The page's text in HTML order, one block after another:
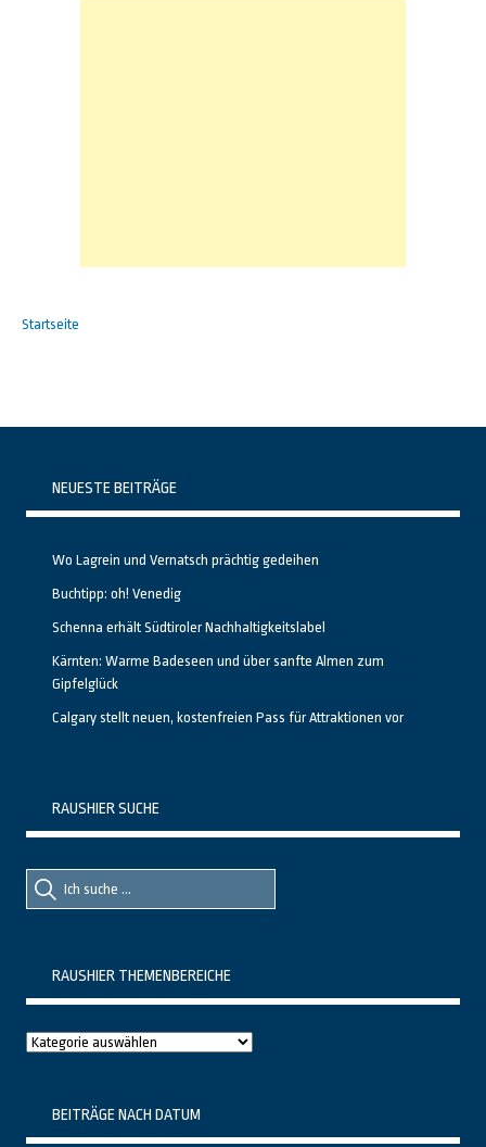
Startseite
NEUESTE BEITRÄGE
Wo Lagrein und Vernatsch prächtig gedeihen
Buchtipp: oh! Venedig
Schenna erhält Südtiroler Nachhaltigkeitslabel
Kärnten: Warme Badeseen und über sanfte Almen zum
Gipfelglück
Calgary stellt neuen, kostenfreien Pass für Attraktionen vor
RAUSHIER SUCHE
Suche
nach::
Suche
nach:
RAUSHIER THEMENBEREICHE
Raushier
BEITRÄGE NACH DATUM